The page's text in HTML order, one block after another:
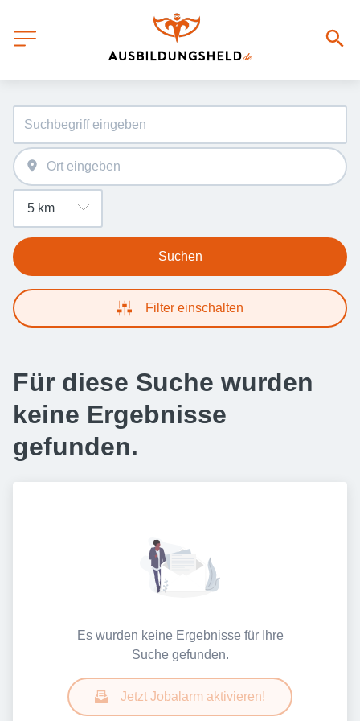
Suchen
Filter einschalten
Für diese Suche wurden
keine Ergebnisse
gefunden.
Es wurden keine Ergebnisse für Ihre
Suche gefunden.
Jetzt Jobalarm aktivieren!